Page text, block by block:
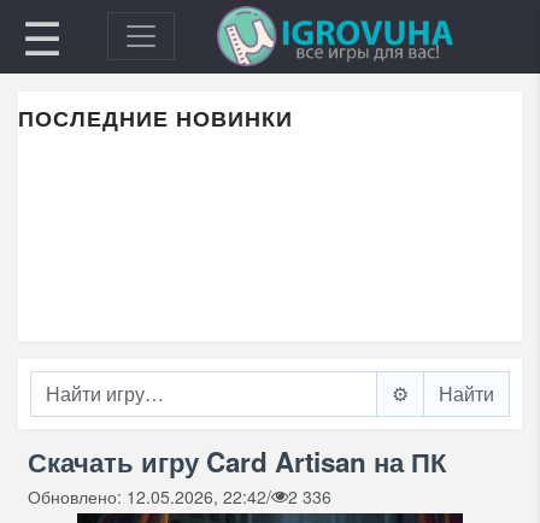
☰
ПОСЛЕДНИЕ НОВИНКИ
⚙️
Скачать игру Card Artisan на ПК
Обновлено: 12.05.2026, 22:42/ 2 336